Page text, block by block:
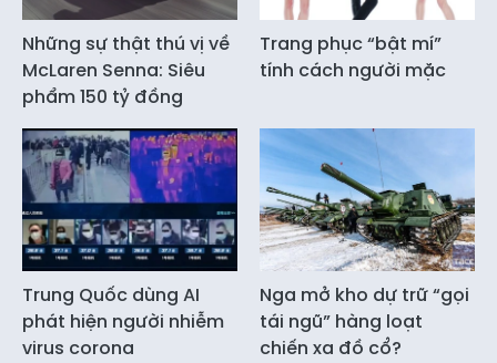
Những sự thật thú vị về
McLaren Senna: Siêu
phẩm 150 tỷ đồng
Trang phục “bật mí”
tính cách người mặc
Trung Quốc dùng AI
phát hiện người nhiễm
virus corona
Nga mở kho dự trữ “gọi
tái ngũ” hàng loạt
chiến xa đồ cổ?